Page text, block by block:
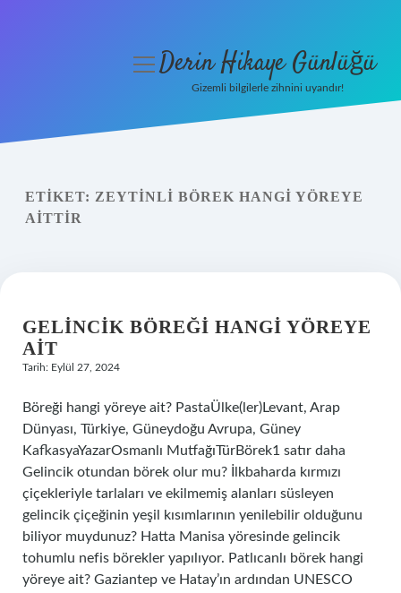
Yasal Uyarı
menüyüDerin Hikaye Günlüğü
Gizemli bilgilerle zihnini uyandır!
ETIKET: ZEYTINLI BÖREK HANGI YÖREYE
AITTIR
GELINCIK BÖREĞI HANGI YÖREYE
AIT
Tarih: Eylül 27, 2024
Böreği hangi yöreye ait? PastaÜlke(ler)Levant, Arap
Dünyası, Türkiye, Güneydoğu Avrupa, Güney
KafkasyaYazarOsmanlı MutfağıTürBörek1 satır daha
Gelincik otundan börek olur mu? İlkbaharda kırmızı
çiçekleriyle tarlaları ve ekilmemiş alanları süsleyen
gelincik çiçeğinin yeşil kısımlarının yenilebilir olduğunu
biliyor muydunuz? Hatta Manisa yöresinde gelincik
tohumlu nefis börekler yapılıyor. Patlıcanlı börek hangi
yöreye ait? Gaziantep ve Hatay’ın ardından UNESCO